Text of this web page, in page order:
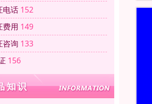
电话 152
费用 149
咨询 133
156